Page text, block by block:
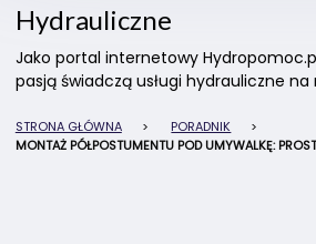
Hydrauliczne
Jako portal internetowy
pasją świadczą usługi hydrauliczne
STRONA GŁÓWNA > PORADNIK
>
MONTAŻ PÓŁPOSTUMENTU POD UMYWALKĘ: